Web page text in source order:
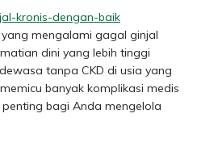
mengalami gagal ginjal
dini yang lebih tinggi
tanpa CKD di usia yang
banyak komplikasi medis
penting bagi Anda mengelola